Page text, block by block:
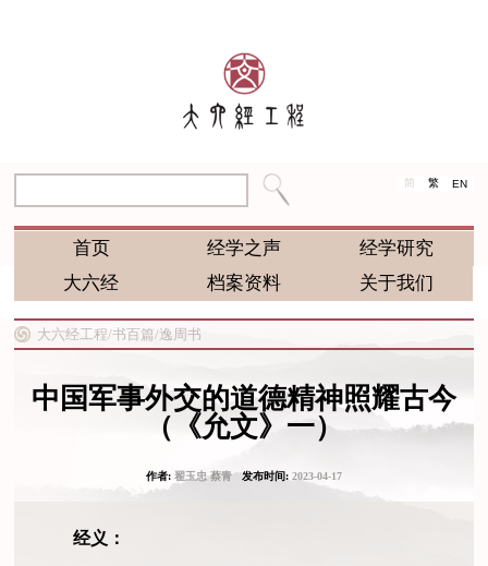
简 繁 EN
首页 经学之声
经学研究
大六经
档案资料 关于我们
大六经工程/书百篇/逸周书
中国军事外交的道德精神照耀古今
（《允文》一）
作者: 翟玉忠 蔡青发布时间: 2023-04-17
经义：